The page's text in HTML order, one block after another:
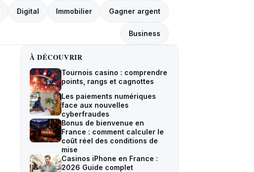
Digital Immobilier Gagner argent
Business
À DÉCOUVRIR
Tournois casino : comprendre
points, rangs et cagnottes
Les paiements numériques
face aux nouvelles
cyberfraudes
Bonus de bienvenue en
France : comment calculer le
coût réel des conditions de
mise
Casinos iPhone en France :
2026 Guide complet